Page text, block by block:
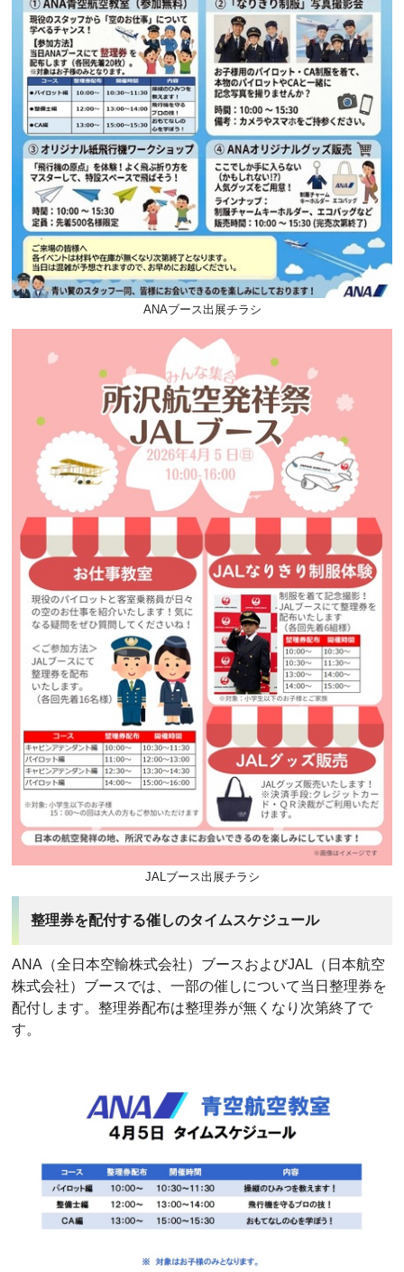
ANAブース出展チラシ
JALブース出展チラシ
整理券を配付する催しのタイムスケジュール
ANA（全日本空輸株式会社）ブースおよびJAL（日本航空
株式会社）ブースでは、一部の催しについて当日整理券を
配付します。整理券配布は整理券が無くなり次第終了で
す。